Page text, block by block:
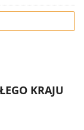
KRAJU